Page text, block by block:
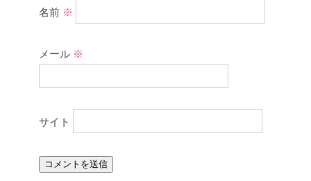
名前 ※
メール ※
サイト